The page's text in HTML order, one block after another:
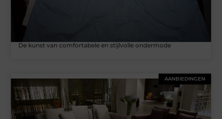
De kunst van comfortabele en stijlvolle ondermode
AANBIEDINGEN